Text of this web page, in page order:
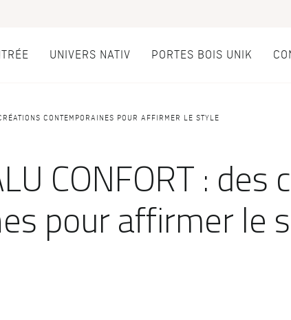
Portes d'entrée modernes
Portes d’entrée traditionnelles
Portes d’entrée vitrées
UNIVERS NATIV PORTES BOIS UNIK
Performances
Usage
Fiscalité
CONTEMPORAINES POUR AFFIRMER LE STYLE
CONFORT : des
pour affirmer le